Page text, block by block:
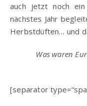
auch jetzt noch
nächstes Jahr
Herbstdüften… und
Was waren
[separator